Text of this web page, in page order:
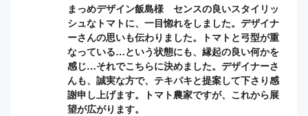
まっめデザイン飯島様 センスの良いスタイリッ
シュなトマトに、一目惚れをしました。デザイナ
ーさんの思いも伝わりました。トマトと弓型が重
なっている…という状態にも、縁起の良い何かを
感じ…それでこちらに決めました。デザイナーさ
んも、誠実な方で、テキパキと提案して下さり感
謝申し上げます。トマト農家ですが、これから展
望が広がります。